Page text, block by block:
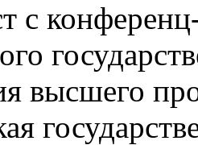
с
высшего